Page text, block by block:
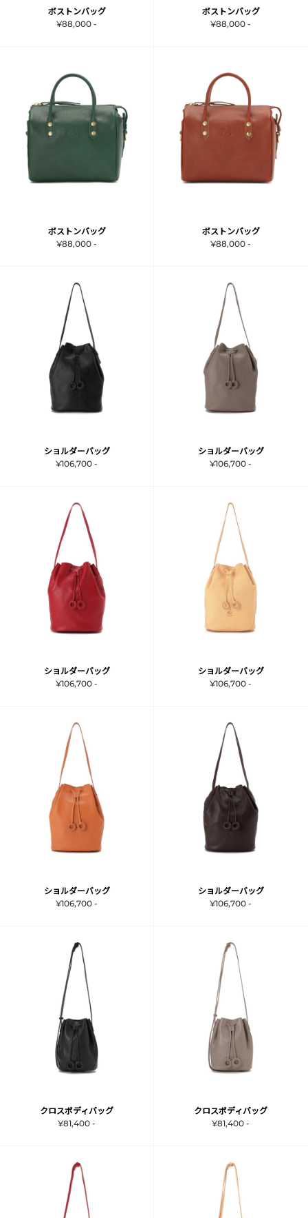
ボストンバッグ
¥88,000 -
ボストンバッグ
¥88,000 -
ボストンバッグ
¥88,000 -
ボストンバッグ
¥88,000 -
ショルダーバッグ
¥106,700 -
ショルダーバッグ
¥106,700 -
ショルダーバッグ
¥106,700 -
ショルダーバッグ
¥106,700 -
ショルダーバッグ
¥106,700 -
ショルダーバッグ
¥106,700 -
クロスボディバッグ
¥81,400 -
クロスボディバッグ
¥81,400 -